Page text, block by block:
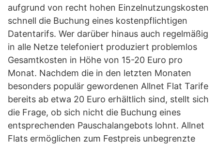
aufgrund von recht hohen Einzelnutzungskosten
schnell die Buchung eines kostenpflichtigen
Datentarifs. Wer darüber hinaus auch regelmäßig
in alle Netze telefoniert produziert problemlos
Gesamtkosten in Höhe von 15-20 Euro pro
Monat. Nachdem die in den letzten Monaten
besonders populär gewordenen Allnet Flat Tarife
bereits ab etwa 20 Euro erhältlich sind, stellt sich
die Frage, ob sich nicht die Buchung eines
entsprechenden Pauschalangebots lohnt. Allnet
Flats ermöglichen zum Festpreis unbegrenzte